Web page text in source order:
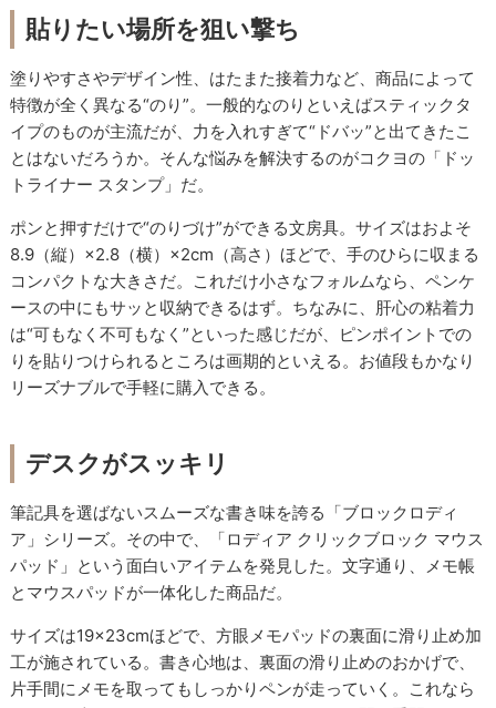
貼りたい場所を狙い撃ち
塗りやすさやデザイン性、はたまた接着力など、商品によって
特徴が全く異なる“のり”。一般的なのりといえばスティックタ
イプのものが主流だが、力を入れすぎて“ドバッ”と出てきたこ
とはないだろうか。そんな悩みを解決するのがコクヨの「ドッ
トライナー スタンプ」だ。
ポンと押すだけで“のりづけ”ができる文房具。サイズはおよそ
8.9（縦）×2.8（横）×2cm（高さ）ほどで、手のひらに収まる
コンパクトな大きさだ。これだけ小さなフォルムなら、ペンケ
ースの中にもサッと収納できるはず。ちなみに、肝心の粘着力
は“可もなく不可もなく”といった感じだが、ピンポイントでの
りを貼りつけられるところは画期的といえる。お値段もかなり
リーズナブルで手軽に購入できる。
デスクがスッキリ
筆記具を選ばないスムーズな書き味を誇る「ブロックロディ
ア」シリーズ。その中で、「ロディア クリックブロック マウス
パッド」という面白いアイテムを発見した。文字通り、メモ帳
とマウスパッドが一体化した商品だ。
サイズは19×23cmほどで、方眼メモパッドの裏面に滑り止め加
工が施されている。書き心地は、裏面の滑り止めのおかげで、
片手間にメモを取ってもしっかりペンが走っていく。これなら